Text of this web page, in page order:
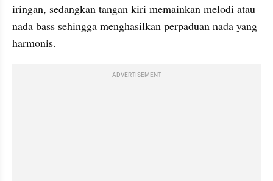
iringan, sedangkan tangan kiri memainkan melodi atau
nada bass sehingga menghasilkan perpaduan nada yang
harmonis.
ADVERTISEMENT